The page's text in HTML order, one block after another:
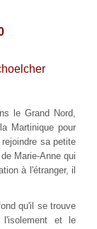
le Grand Nord,
Martinique pour
sa petite
Marie-Anne qui
à l'étranger, il
qu'il se trouve
et le